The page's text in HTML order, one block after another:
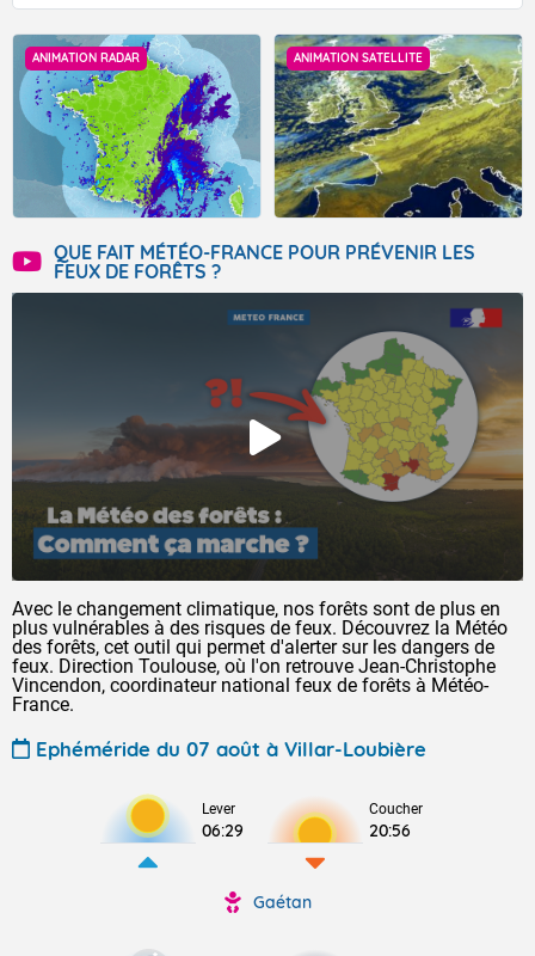
ANIMATION RADAR ANIMATION SATELLITE
QUE FAIT MÉTÉO-FRANCE POUR PRÉVENIR LES
FEUX DE FORÊTS ?
Avec le changement climatique, nos forêts sont de plus en
plus vulnérables à des risques de feux. Découvrez la Météo
des forêts, cet outil qui permet d'alerter sur les dangers de
feux. Direction Toulouse, où l'on retrouve Jean-Christophe
Vincendon, coordinateur national feux de forêts à Météo-
France.
Ephéméride du 07 août à Villar-Loubière
Lever
06:29
Coucher
20:56
Gaétan